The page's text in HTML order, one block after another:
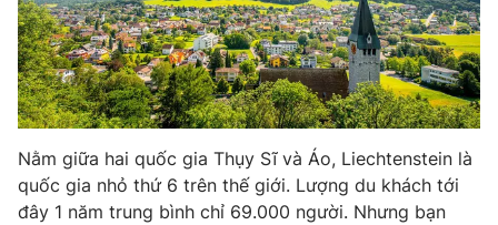
Hậu trường
Nhân vật
Khán giả
Giải sao mai
Giải trí
Điện ảnh
Âm nhạc
Sao
Đời sống
Du lịch
Làm đẹp
Chất lượng cuộc sống
Giáo dục
Tuyển sinh
Công nghệ
Nằm giữa hai quốc gia Thụy Sĩ và Áo, Liechtenstein là
quốc gia nhỏ thứ 6 trên thế giới. Lượng du khách tới
đây 1 năm trung bình chỉ 69.000 người. Nhưng bạn